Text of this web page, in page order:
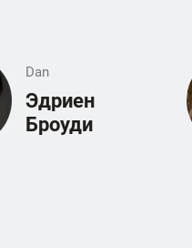
Dan
Эдриен
Броуди